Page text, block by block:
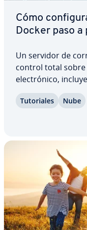
Cómo
Docker paso a
Un servidor de
control total
ele­c­tró­ni­co,
Pero ¿cómo se
Tu­to­ria­les Nube